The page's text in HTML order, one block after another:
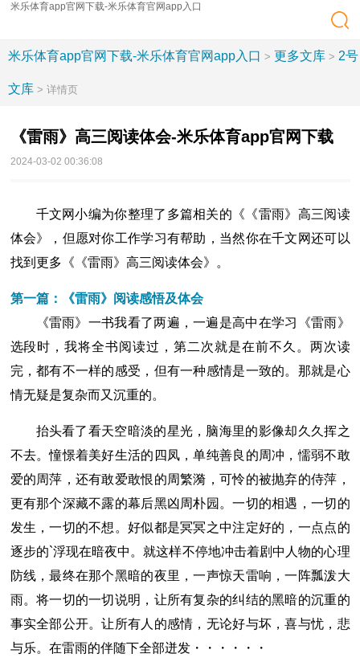
米乐体育app官网下载-米乐体育官网app入口
米乐体育app官网下载-米乐体育官网app入口 > 更多文库 > 2号
文库 > 详情页
《雷雨》高三阅读体会-米乐体育app官网下载
2024-03-02 00:36:08
千文网小编为你整理了多篇相关的《《雷雨》高三阅读
体会》，但愿对你工作学习有帮助，当然你在千文网还可以
找到更多《《雷雨》高三阅读体会》。
第一篇：《雷雨》阅读感悟及体会
《雷雨》一书我看了两遍，一遍是高中在学习《雷雨》
选段时，我将全书阅读过，第二次就是在前不久。两次读
完，都有不一样的感受，但有一种感情是一致的。那就是心
情无疑是复杂而又沉重的。
抬头看了看天空暗淡的星光，脑海里的影像却久久挥之
不去。憧憬着美好生活的四凤，单纯善良的周冲，懦弱不敢
爱的周萍，还有敢爱敢恨的周繁漪，可怜的被抛弃的侍萍，
更有那个深藏不露的幕后黑凶周朴园。一切的相遇，一切的
发生，一切的不想。好似都是冥冥之中注定好的，一点点的
逐步的`浮现在暗夜中。就这样不停地冲击着剧中人物的心理
防线，最终在那个黑暗的夜里，一声惊天雷响，一阵瓢泼大
雨。将一切的一切说明，让所有复杂的纠结的黑暗的沉重的
事实全部公开。让所有人的感情，无论好与坏，喜与忧，悲
与乐。在雷雨的伴随下全部迸发・・・・・・